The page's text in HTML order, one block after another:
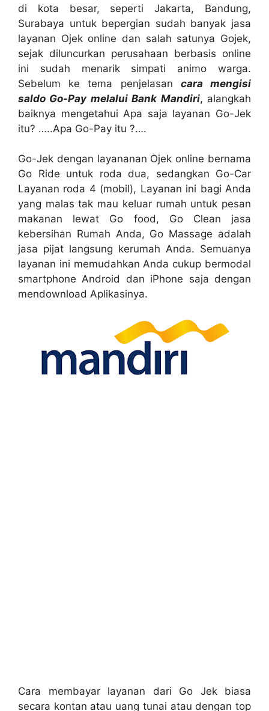
di kota besar, seperti Jakarta, Bandung,
Surabaya untuk bepergian sudah banyak jasa
layanan Ojek online dan salah satunya Gojek,
sejak diluncurkan perusahaan berbasis online
ini sudah menarik simpati animo warga.
Sebelum ke tema penjelasan cara mengisi
saldo Go-Pay melalui Bank Mandiri, alangkah
baiknya mengetahui Apa saja layanan Go-Jek
itu? …..Apa Go-Pay itu ?….
Go-Jek dengan layananan Ojek online bernama
Go Ride untuk roda dua, sedangkan Go-Car
Layanan roda 4 (mobil), Layanan ini bagi Anda
yang malas tak mau keluar rumah untuk pesan
makanan lewat Go food, Go Clean jasa
kebersihan Rumah Anda, Go Massage adalah
jasa pijat langsung kerumah Anda. Semuanya
layanan ini memudahkan Anda cukup bermodal
smartphone Android dan iPhone saja dengan
mendownload Aplikasinya.
Cara membayar layanan dari Go Jek biasa
secara kontan atau uang tunai atau dengan top